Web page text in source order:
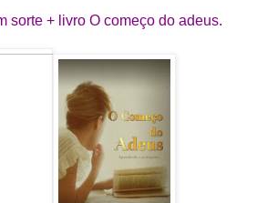
sorte + livro O começo do adeus.